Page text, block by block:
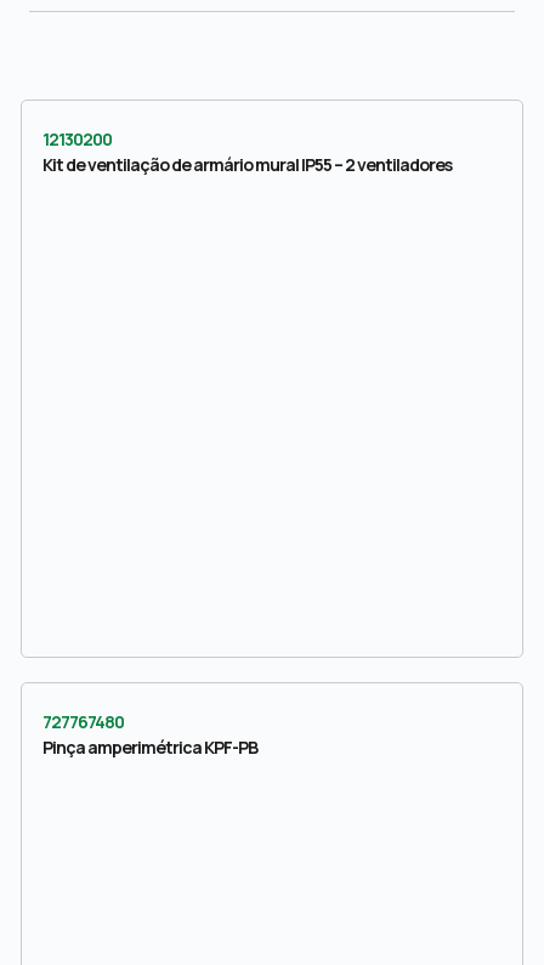
12130200
Kit de ventilação de armário mural IP55 – 2 ventiladores
727767480
Pinça amperimétrica KPF-PB